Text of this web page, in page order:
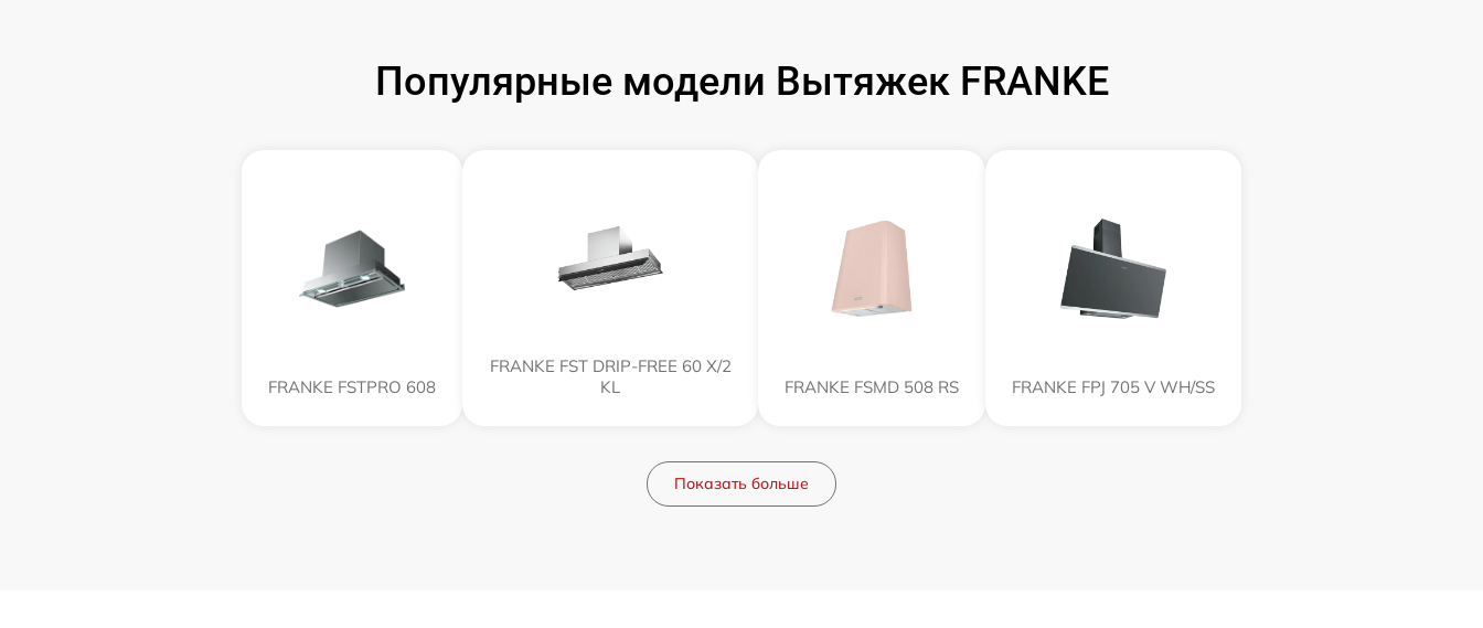
Популярные модели Вытяжек FRANKE
FRANKE FSTPRO 608
FRANKE FST DRIP-FREE 60 X/2
KL
FRANKE FSMD 508 RS FRANKE FPJ 705 V WH/SS
Показать больше